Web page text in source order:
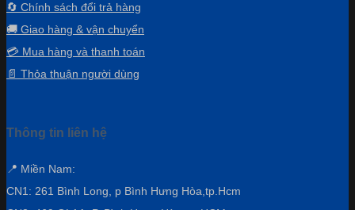
🔄 Chính sách đổi trả hàng
🚚 Giao hàng & vận chuyển
💳 Mua hàng và thanh toán
📄 Thỏa thuận người dùng
Thông tin liên hệ
📍 Miền Nam:
CN1: 261 Bình Long, p Bình Hưng Hòa, tp.Hcm